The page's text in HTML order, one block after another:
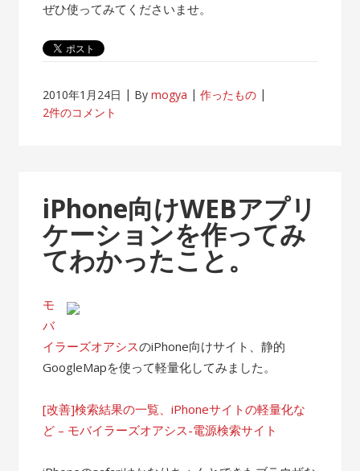
ぜひ使ってみてくださいませ。
2010年1月24日 Bymogya
作ったもの
2件のコメント
iPhone向けWEBアプリ
ケーションを作ってみ
てわかったこと。
モ
バ
イラーズオアシスのiPhone向けサイト、静的
GoogleMapを使って軽量化してみました。
[改善]検索結果の一覧、iPhoneサイトの軽量化な
ど – モバイラーズオアシス-電源検索サイト